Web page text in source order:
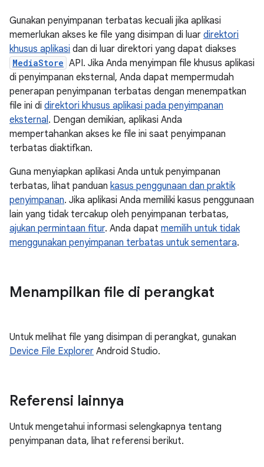
Gunakan penyimpanan terbatas kecuali jika aplikasi
memerlukan akses ke file yang disimpan di luar direktori
khusus aplikasi dan di luar direktori yang dapat diakses
MediaStore API. Jika Anda menyimpan file khusus aplikasi
di penyimpanan eksternal, Anda dapat mempermudah
penerapan penyimpanan terbatas dengan menempatkan
file ini di direktori khusus aplikasi pada penyimpanan
eksternal. Dengan demikian, aplikasi Anda
mempertahankan akses ke file ini saat penyimpanan
terbatas diaktifkan.
Guna menyiapkan aplikasi Anda untuk penyimpanan
terbatas, lihat panduan kasus penggunaan dan praktik
penyimpanan. Jika aplikasi Anda memiliki kasus penggunaan
lain yang tidak tercakup oleh penyimpanan terbatas,
ajukan permintaan fitur. Anda dapat memilih untuk tidak
menggunakan penyimpanan terbatas untuk sementara.
Menampilkan file di perangkat
Untuk melihat file yang disimpan di perangkat, gunakan
Device File Explorer Android Studio.
Referensi lainnya
Untuk mengetahui informasi selengkapnya tentang
penyimpanan data, lihat referensi berikut.